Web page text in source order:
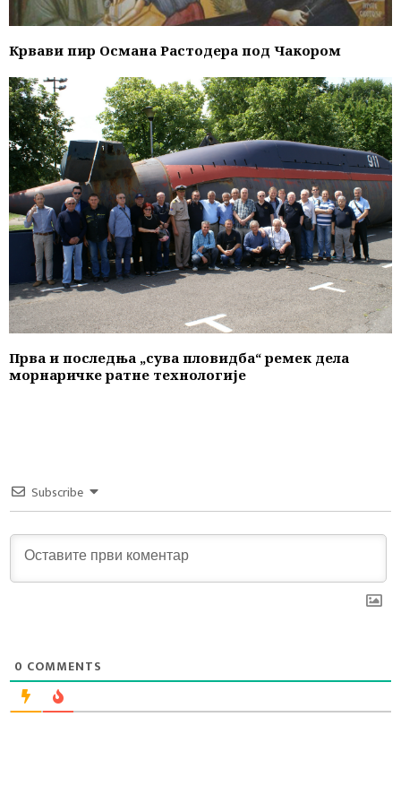
Крвави пир Османа Растодера под Чакором
Прва и последња „сува пловидба“ ремек дела
морнаричке рaтне технологије
Subscribe
0 COMMENTS